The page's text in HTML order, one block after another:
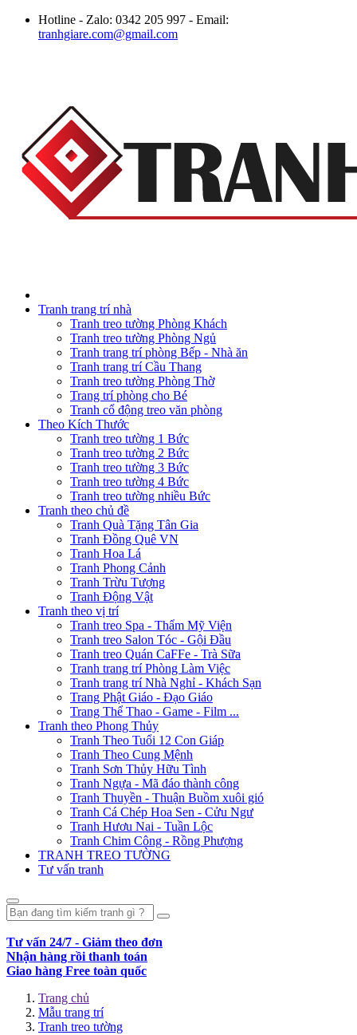
Hotline - Zalo: 0342 205 997 - Email:
tranhgiare.com@gmail.com
Tranh trang trí nhà
Tranh treo tường Phòng Khách
Tranh treo tường Phòng Ngủ
Tranh trang trí phòng Bếp - Nhà ăn
Tranh trang trí Cầu Thang
Tranh treo tường Phòng Thờ
Trang trí phòng cho Bé
Tranh cổ động treo văn phòng
Theo Kích Thước
Tranh treo tường 1 Bức
Tranh treo tường 2 Bức
Tranh treo tường 3 Bức
Tranh treo tường 4 Bức
Tranh treo tường nhiều Bức
Tranh theo chủ đề
Tranh Quà Tặng Tân Gia
Tranh Đồng Quê VN
Tranh Hoa Lá
Tranh Phong Cảnh
Tranh Trừu Tượng
Tranh Động Vật
Tranh theo vị trí
Tranh treo Spa - Thẩm Mỹ Viện
Tranh treo Salon Tóc - Gội Đầu
Tranh treo Quán CaFFe - Trà Sữa
Tranh trang trí Phòng Làm Việc
Tranh trang trí Nhà Nghỉ - Khách Sạn
Trang Phật Giáo - Đạo Giáo
Trang Thể Thao - Game - Film ...
Tranh theo Phong Thủy
Tranh Theo Tuổi 12 Con Giáp
Tranh Theo Cung Mệnh
Tranh Sơn Thủy Hữu Tình
Tranh Ngựa - Mã đáo thành công
Tranh Thuyền - Thuận Buồm xuôi gió
Tranh Cá Chép Hoa Sen - Cửu Ngư
Tranh Hươu Nai - Tuần Lộc
Tranh Chim Công - Rồng Phượng
TRANH TREO TƯỜNG
Tư vấn tranh
Tư vấn 24/7 - Giảm theo đơn
Nhận hàng rồi thanh toán
Giao hàng Free toàn quốc
Trang chủ
Mẫu trang trí
Tranh treo tường